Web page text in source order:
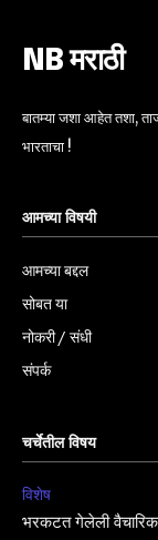
NB मराठी
बातम्या जशा आहेत तशा,
भारताचा !
आमच्या विषयी
आमच्या बद्दल
सोबत या
नोकरी / संधी
संपर्क
चर्चेतील विषय
विशेष
भरकटत गेलेली